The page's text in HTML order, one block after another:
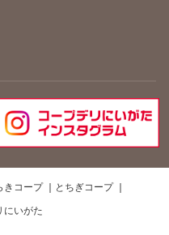
きコープ とちぎコープ
にいがた